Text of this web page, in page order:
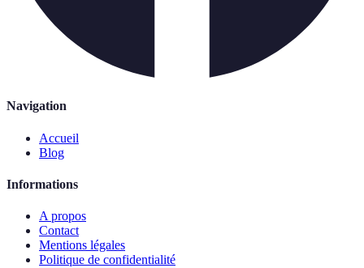
Navigation
Accueil
Blog
Informations
A propos
Contact
Mentions légales
Politique de confidentialité